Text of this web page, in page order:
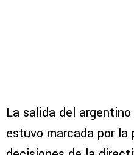
La salida del
estuvo marcada por la